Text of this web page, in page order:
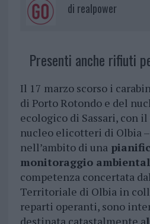
di realpower
Presenti anche rifiuti
Il 17 marzo scorso i
di Porto Rotondo e del
ecologico di Sassari, con
nucleo elicotteri di Olbia
nell’ambito di una
monitoraggio
competenza concertata
Territoriale di Olbia in
reparti operanti, sono
destinata catastalmente a